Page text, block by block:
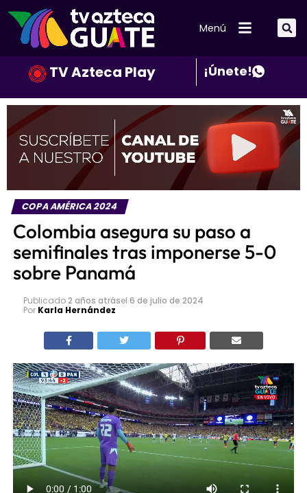
Menú
TV Azteca Play ¡Únete!
COPA AMÉRICA 2024
Colombia asegura su paso a
semifinales tras imponerse 5-0
sobre Panamá
Publicado2 años atrásel 6 de julio de 2024
Por Karla Hernández